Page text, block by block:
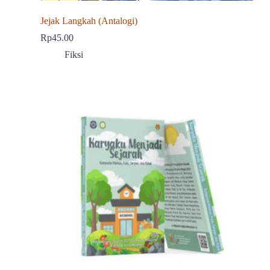
Jejak Langkah (Antalogi)
Rp45.00
Fiksi